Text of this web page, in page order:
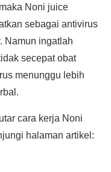
Noni juice
sebagai antivirus
Namun ingatlah
secepat obat
menunggu lebih
cara kerja Noni
halaman artikel: